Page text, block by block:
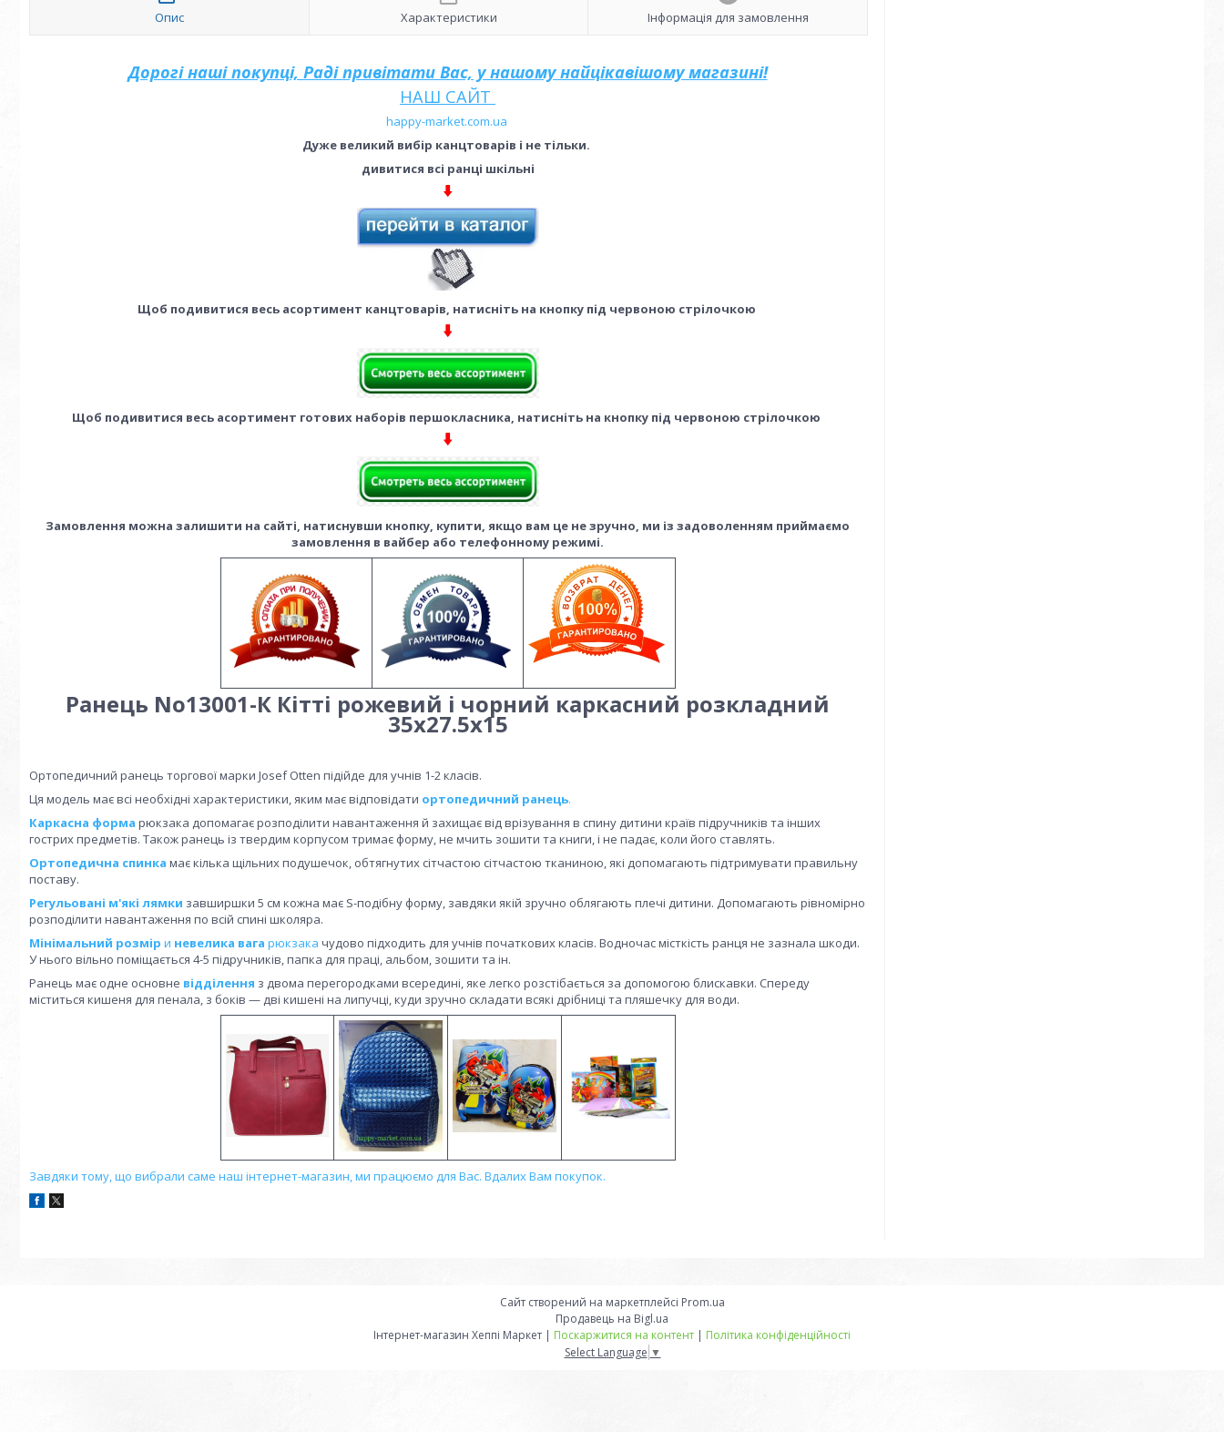
Опис Характеристики Інформація для замовлення
Дорогі наші покупці, Раді привітати Вас, у нашому найцікавішому магазині!
НАШ САЙТ
happy-market.com.ua
Дуже великий вибір канцтоварів і не тільки.
дивитися всі ранці шкільні
Щоб подивитися весь асортимент канцтоварів, натисніть на кнопку під червоною стрілочкою
Щоб подивитися весь асортимент готових наборів першокласника, натисніть на кнопку під червоною стрілочкою
Замовлення можна залишити на сайті, натиснувши кнопку, купити, якщо вам це не зручно, ми із задоволенням приймаємо
замовлення в вайбер або телефонному режимі.
Ранець No13001-К Кітті рожевий і чорний каркасний розкладний
35х27.5х15
Ортопедичний ранець торгової марки Josef Otten підійде для учнів 1-2 класів.
Ця модель має всі необхідні характеристики, яким має відповідати ортопедичний ранець.
Каркасна форма рюкзака допомагає розподілити навантаження й захищає від врізування в спину дитини країв підручників та інших
гострих предметів. Також ранець із твердим корпусом тримає форму, не мчить зошити та книги, і не падає, коли його ставлять.
Ортопедична спинка має кілька щільних подушечок, обтягнутих сітчастою сітчастою тканиною, які допомагають підтримувати правильну
поставу.
Регульовані м'які лямки завширшки 5 см кожна має S-подібну форму, завдяки якій зручно облягають плечі дитини. Допомагають рівномірно
розподілити навантаження по всій спині школяра.
Мінімальний розмір и невелика вага рюкзака чудово підходить для учнів початкових класів. Водночас місткість ранця не зазнала шкоди.
У нього вільно поміщається 4-5 підручників, папка для праці, альбом, зошити та ін.
Ранець має одне основне відділення з двома перегородками всередині, яке легко розстібається за допомогою блискавки. Спереду
міститься кишеня для пенала, з боків — дві кишені на липучці, куди зручно складати всякі дрібниці та пляшечку для води.
Завдяки тому, що вибрали саме наш інтернет-магазин, ми працюємо для Вас. Вдалих Вам покупок.
Сайт створений на маркетплейсі Prom.ua
Продавець на Bigl.ua
Інтернет-магазин Хеппі Маркет | Поскаржитися на контент | Політика конфіденційності
Select Language ▼